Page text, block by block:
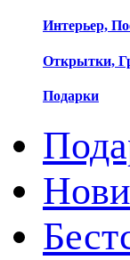
Интерьер,
Открытки,
Подарки